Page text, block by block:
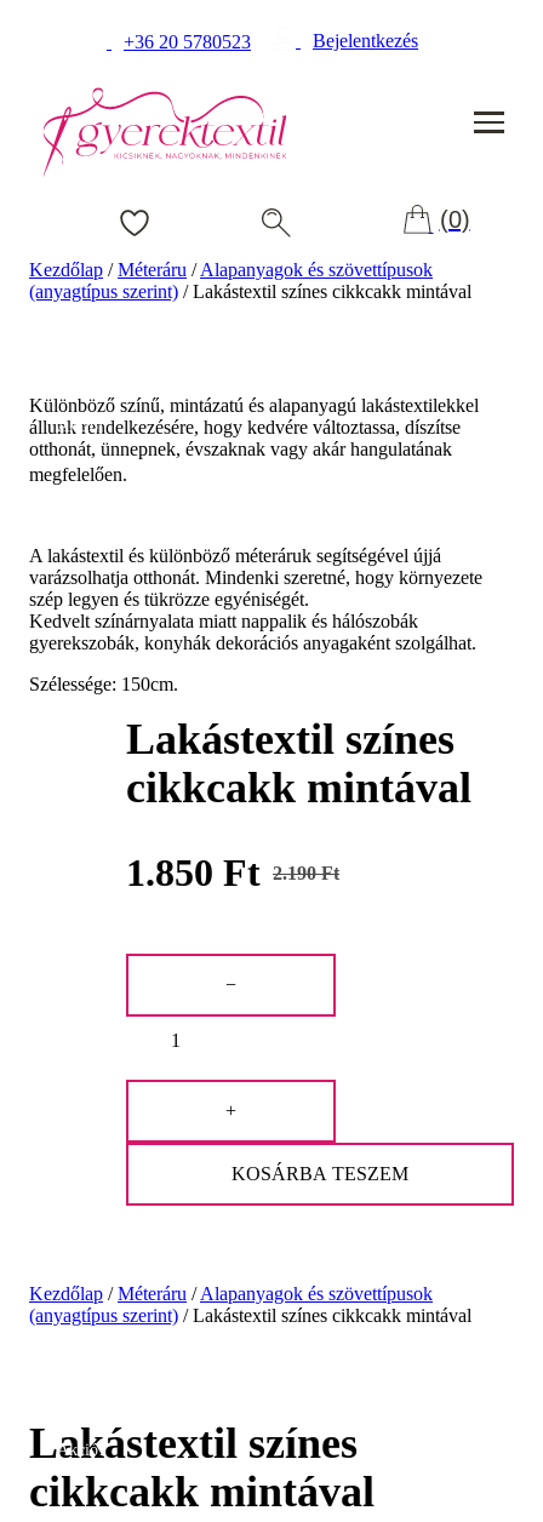
+36 20 5780523 Bejelentkezés
(0)
Kezdőlap /Méteráru /Alapanyagok és szövettípusok
(anyagtípus szerint) /Lakástextil színes cikkcakk mintával
Akció!
Különböző színű, mintázatú és alapanyagú lakástextilekkel
állunk rendelkezésére, hogy kedvére változtassa, díszítse
otthonát, ünnepnek, évszaknak vagy akár hangulatának
megfelelően.
A lakástextil és különböző méteráruk segítségével újjá
varázsolhatja otthonát. Mindenki szeretné, hogy környezete
szép legyen és tükrözze egyéniségét.
Kedvelt színárnyalata miatt nappalik és hálószobák
gyerekszobák, konyhák dekorációs anyagaként szolgálhat.
Szélessége: 150cm.
Lakástextil színes
cikkcakk mintával
2.190Ft
Original
2.190 Ft.
1.850 Ft
Current
1.850 Ft.
Lakástextil
mennyiség
−
+
KOSÁRBA TESZEM
Kezdőlap /Méteráru /Alapanyagok és szövettípusok
(anyagtípus szerint) /Lakástextil színes cikkcakk mintával
Akció!
Lakástextil színes
cikkcakk mintával